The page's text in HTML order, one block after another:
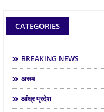
CATEGORIES
BREAKING NEWS
असम
आंध्र प्रदेश